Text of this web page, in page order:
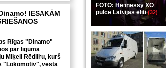
FOTO: Hennessy XO
pulcē Latvijas eliti(32)
IESAKĀM
Rīgas "Dinamo"
par līguma
Miķeli Rēdlihu, kurš
"Lokomotiv", vēsta